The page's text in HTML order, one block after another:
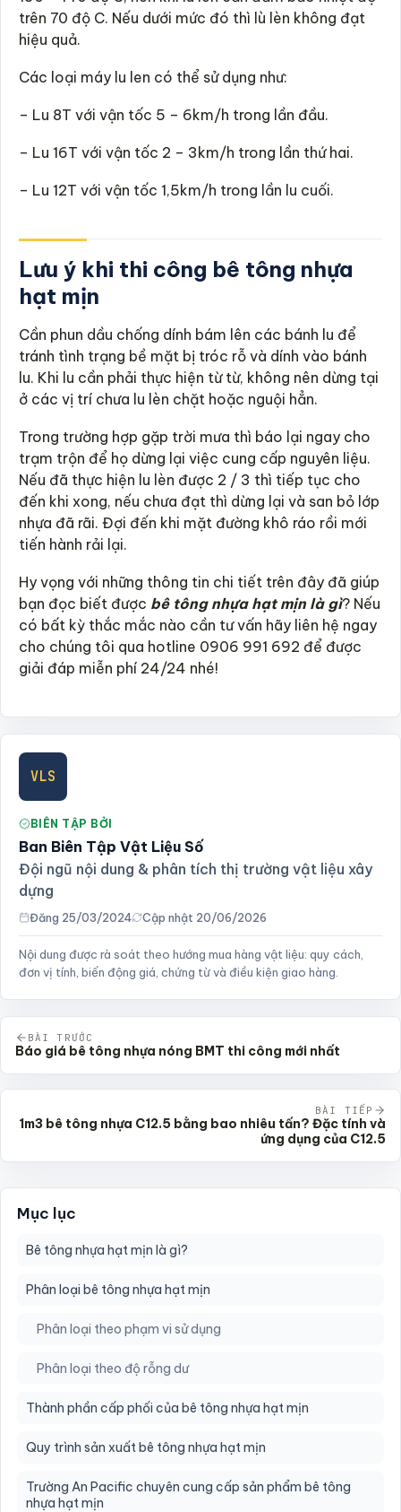
trên 70 độ C. Nếu dưới mức đó thì lù lèn không đạt
hiệu quả.
Các loại máy lu len có thể sử dụng như:
– Lu 8T với vận tốc 5 – 6km/h trong lần đầu.
– Lu 16T với vận tốc 2 – 3km/h trong lần thứ hai.
– Lu 12T với vận tốc 1,5km/h trong lần lu cuối.
Lưu ý khi thi công bê tông nhựa
hạt mịn
Cần phun dầu chống dính bám lên các bánh lu để
tránh tình trạng bề mặt bị tróc rỗ và dính vào bánh
lu. Khi lu cần phải thực hiện từ từ, không nên dừng tại
ở các vị trí chưa lu lèn chặt hoặc nguội hẳn.
Trong trường hợp gặp trời mưa thì báo lại ngay cho
trạm trộn để họ dừng lại việc cung cấp nguyên liệu.
Nếu đã thực hiện lu lèn được 2 / 3 thì tiếp tục cho
đến khi xong, nếu chưa đạt thì dừng lại và san bỏ lớp
nhựa đã rãi. Đợi đến khi mặt đường khô ráo rồi mới
tiến hành rải lại.
Hy vọng với những thông tin chi tiết trên đây đã giúp
bạn đọc biết được bê tông nhựa hạt mịn là gì? Nếu
có bất kỳ thắc mắc nào cần tư vấn hãy liên hệ ngay
cho chúng tôi qua hotline 0906 991 692 để được
giải đáp miễn phí 24/24 nhé!
VLS
BIÊN TẬP BỞI
Ban Biên Tập Vật Liệu Số
Đội ngũ nội dung & phân tích thị trường vật liệu xây
dựng
Đăng 25/03/2024 Cập nhật 20/06/2026
Nội dung được rà soát theo hướng mua hàng vật liệu: quy cách,
đơn vị tính, biến động giá, chứng từ và điều kiện giao hàng.
BÀI TRƯỚC
Báo giá bê tông nhựa nóng BMT thi công mới nhất
BÀI TIẾP
1m3 bê tông nhựa C12.5 bằng bao nhiêu tấn? Đặc tính và
ứng dụng của C12.5
Mục lục
Bê tông nhựa hạt mịn là gì?
Phân loại bê tông nhựa hạt mịn
Phân loại theo phạm vi sử dụng
Phân loại theo độ rỗng dư
Thành phần cấp phối của bê tông nhựa hạt mịn
Quy trình sản xuất bê tông nhựa hạt mịn
Trường An Pacific chuyên cung cấp sản phẩm bê tông
nhựa hạt mịn